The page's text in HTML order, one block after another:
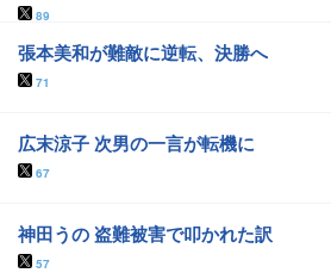
89
張本美和が難敵に逆転、決勝へ
71
広末涼子 次男の一言が転機に
67
神田うの 盗難被害で叩かれた訳
57